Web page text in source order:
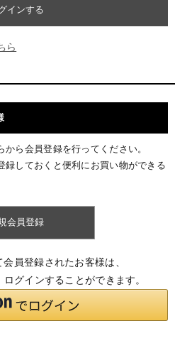
ら
ら会員登録を行ってください。
録しておくと便利にお買い物ができる
員登録されたお客様は、
グインすることができます。